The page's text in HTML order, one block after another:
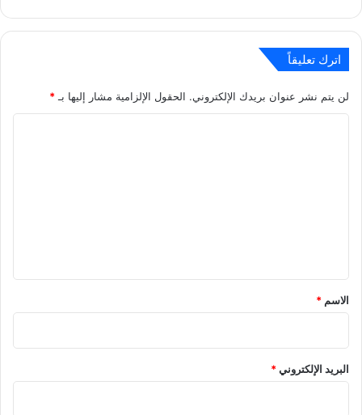
اترك تعليقاً
لن يتم نشر عنوان بريدك الإلكتروني. الحقول الإلزامية مشار إليها بـ *
*
الاسم *
البريد الإلكتروني*